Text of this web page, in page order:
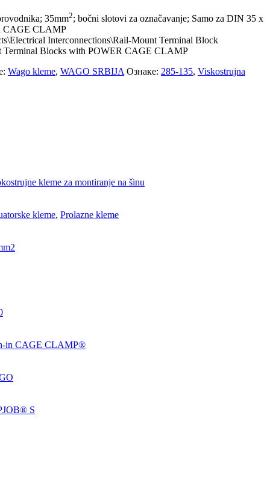
35mm2; bočni slotovi za označavanje; Samo za DIN 35 x
CAGE CLAMP
Interconnections\Rail-Mount Terminal Block
Terminal Blocks with POWER CAGE CLAMP
Wago kleme, WAGO SRBIJA Ознаке: 285-135, Viskostrujna
kleme za montiranje na šinu
kleme, Prolazne kleme
in CAGE CLAMP®
S